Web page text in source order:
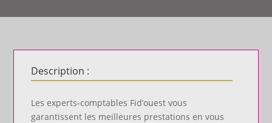
Description :
Les experts-comptables Fid’ouest vous
garantissent les meilleures prestations en vous